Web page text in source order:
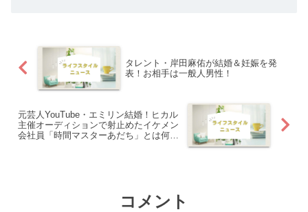
タレント・岸田麻佑が結婚＆妊娠を発
表！お相手は一般人男性！
元芸人YouTube・エミリン結婚！ヒカル
主催オーディションで射止めたイケメン
会社員「時間マスターあだち」とは何
コメント